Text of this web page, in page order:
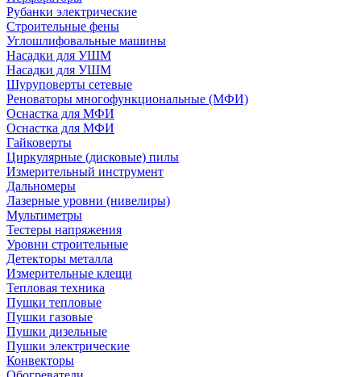
Рубанки электрические
Строительные фены
Углошлифовальные машины
Насадки для УШМ
Насадки для УШМ
Шуруповерты сетевые
Реноваторы многофункциональные (МФИ)
Оснастка для МФИ
Оснастка для МФИ
Гайковерты
Циркулярные (дисковые) пилы
Измерительный инструмент
Дальномеры
Лазерные уровни (нивелиры)
Мультиметры
Тестеры напряжения
Уровни строительные
Детекторы металла
Измерительные клещи
Тепловая техника
Пушки тепловые
Пушки газовые
Пушки дизельные
Пушки электрические
Конвекторы